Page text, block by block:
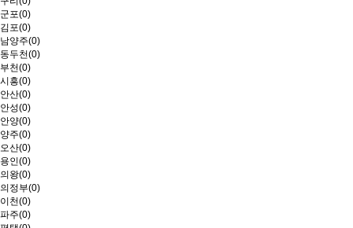
군포(0)
김포(0)
남양주(0)
동두천(0)
부천(0)
시흥(0)
안산(0)
안성(0)
안양(0)
양주(0)
오산(0)
용인(0)
의왕(0)
의정부(0)
이천(0)
파주(0)